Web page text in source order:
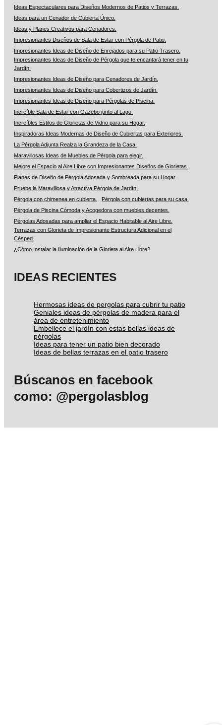
Ideas Espectaculares para Diseños Modernos de Patios y Terrazas.
Ideas para un Cenador de Cubierta Único.
Ideas y Planes Creativos para Cenadores.
Impresionantes Diseños de Sala de Estar con Pérgola de Patio.
Impresionantes Ideas de Diseño de Enrejados para su Patio Trasero.
Impresionantes Ideas de Diseño de Pérgola que te encantará tener en tu
Jardín.
Impresionantes Ideas de Diseño para Cenadores de Jardín.
Impresionantes Ideas de Diseño para Cobertizos de Jardín.
Impresionantes Ideas de Diseño para Pérgolas de Piscina.
Increíble Sala de Estar con Gazebo junto al Lago.
Increíbles Estilos de Glorietas de Vidrio para su Hogar.
Inspiradoras Ideas Modernas de Diseño de Cubiertas para Exteriores.
La Pérgola Adjunta Realza la Grandeza de la Casa.
Maravillosas Ideas de Muebles de Pérgola para elegir.
Mejore el Espacio al Aire Libre con Impresionantes Diseños de Glorietas.
Planes de Diseño de Pérgola Adosada y Sombreada para su Hogar.
Pruebe la Maravillosa y Atractiva Pérgola de Jardín.
Pérgola con chimenea en cubierta.
Pérgola con cubiertas para su casa.
Pérgola de Piscina Cómoda y Acogedora con muebles decentes.
Pérgolas Adosadas para ampliar el Espacio Habitable al Aire Libre.
Terrazas con Glorieta de Impresionante Estructura Adicional en el
Césped.
¿Cómo Instalar la Iluminación de la Glorieta al Aire Libre?
IDEAS RECIENTES
Hermosas ideas de pergolas para cubrir tu patio
Geniales ideas de pérgolas de madera para el
área de entretenimiento
Embellece el jardín con estas bellas ideas de
pérgolas
Ideas para tener un patio bien decorado
Ideas de bellas terrazas en el patio trasero
Búscanos en facebook
como: @pergolasblog